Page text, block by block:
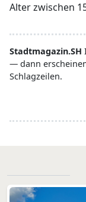
Alter zwischen
Stadtmagazin.SH
— dann
Schlagzeilen.